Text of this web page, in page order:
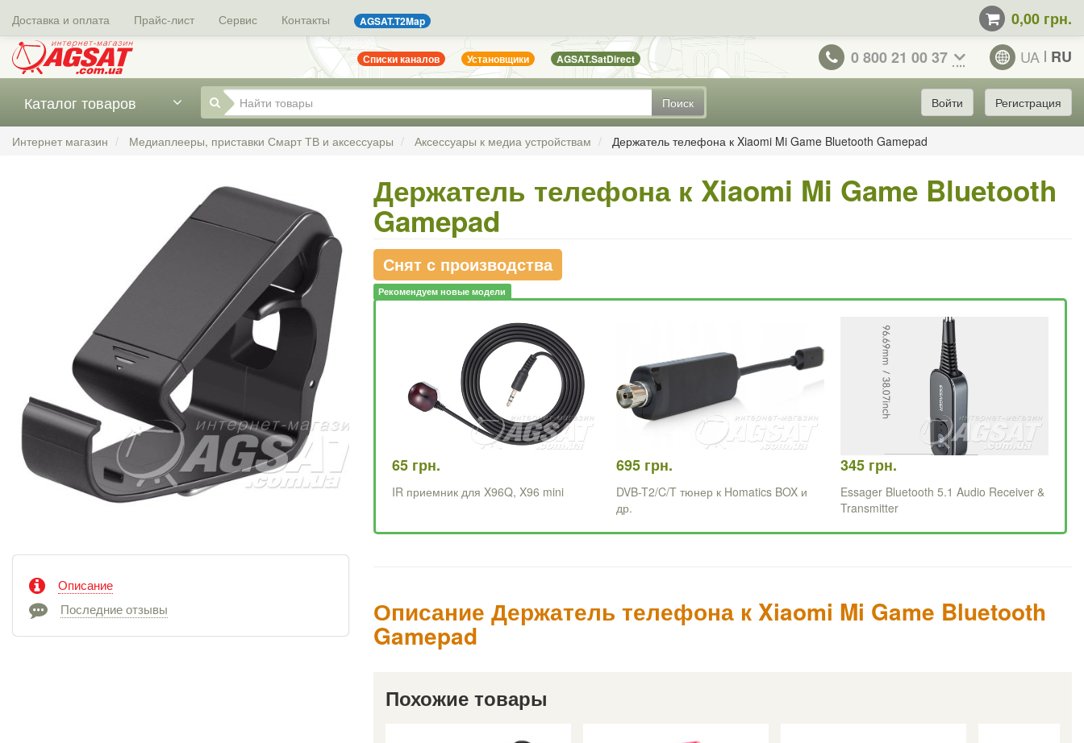
Доставка и оплата Прайс-лист Сервис Контакты AGSAT.T2Map 0,00 грн.
Списки каналов Установщики AGSAT.SatDirect 0 800 21 00 37 UA RU
Поиск
Каталог товаров Войти Регистрация
Интернет магазин Медиаплееры, приставки Смарт ТВ и аксессуары Аксессуары к медиа устройствам Держатель телефона к Xiaomi Mi Game Bluetooth Gamepad
Описание
Последние отзывы
Держатель телефона к Xiaomi Mi Game Bluetooth
Gamepad
Снят с производства
Рекомендуем новые модели
65 грн.
IR приемник для X96Q, X96 mini
695 грн.
DVB-T2/C/T тюнер к Homatics BOX и
др.
345 грн.
Essager Bluetooth 5.1 Audio Receiver &
Transmitter
Описание Держатель телефона к Xiaomi Mi Game Bluetooth
Gamepad
Похожие товары